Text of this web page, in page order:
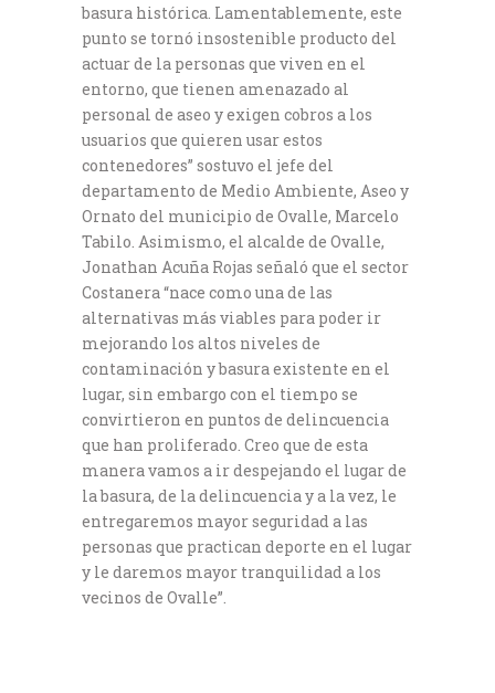
basura histórica. Lamentablemente, este
punto se tornó insostenible producto del
actuar de la personas que viven en el
entorno, que tienen amenazado al
personal de aseo y exigen cobros a los
usuarios que quieren usar estos
contenedores” sostuvo el jefe del
departamento de Medio Ambiente, Aseo y
Ornato del municipio de Ovalle, Marcelo
Tabilo. Asimismo, el alcalde de Ovalle,
Jonathan Acuña Rojas señaló que el sector
Costanera “nace como una de las
alternativas más viables para poder ir
mejorando los altos niveles de
contaminación y basura existente en el
lugar, sin embargo con el tiempo se
convirtieron en puntos de delincuencia
que han proliferado. Creo que de esta
manera vamos a ir despejando el lugar de
la basura, de la delincuencia y a la vez, le
entregaremos mayor seguridad a las
personas que practican deporte en el lugar
y le daremos mayor tranquilidad a los
vecinos de Ovalle”.